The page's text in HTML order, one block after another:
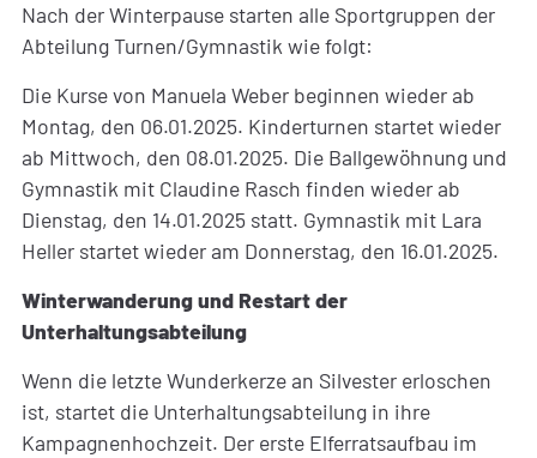
Nach der Winterpause starten alle Sportgruppen der
Abteilung Turnen/Gymnastik wie folgt:
Die Kurse von Manuela Weber beginnen wieder ab
Montag, den 06.01.2025. Kinderturnen startet wieder
ab Mittwoch, den 08.01.2025. Die Ballgewöhnung und
Gymnastik mit Claudine Rasch finden wieder ab
Dienstag, den 14.01.2025 statt. Gymnastik mit Lara
Heller startet wieder am Donnerstag, den 16.01.2025.
Winterwanderung und Restart der
Unterhaltungsabteilung
Wenn die letzte Wunderkerze an Silvester erloschen
ist, startet die Unterhaltungsabteilung in ihre
Kampagnenhochzeit. Der erste Elferratsaufbau im